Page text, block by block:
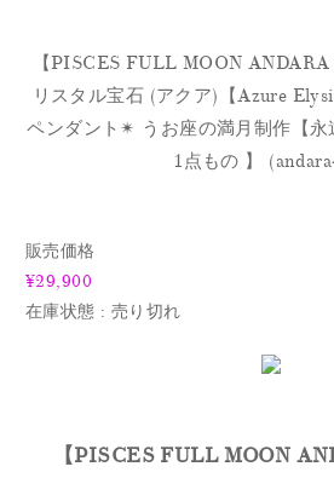
【PISCES FULL MOON
リスタル宝石 (アクア)【Azure
ペンダント✴︎ うお座の満月制作【
1点もの 】
販売価格
¥29,900
在庫状態 : 売り切れ
【PISCES FULL MOON